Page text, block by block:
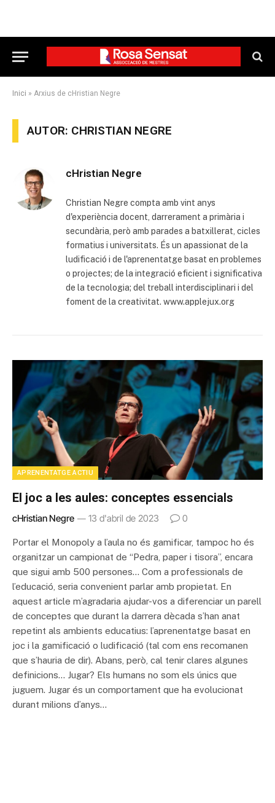
Inici » Arxius de cHristian Negre
AUTOR: CHRISTIAN NEGRE
cHristian Negre
Christian Negre compta amb vint anys
d'experiència docent, darrerament a primària i
secundària, però amb parades a batxillerat, cicles
formatius i universitats. És un apassionat de la
ludificació i de l'aprenentatge basat en problemes
o projectes; de la integració eficient i significativa
de la tecnologia; del treball interdisciplinari i del
foment de la creativitat. www.applejux.org
APRENENTATGE ACTIU
El joc a les aules: conceptes essencials
cHristian Negre 13 d'abril de 2023 0
Portar el Monopoly a l’aula no és gamificar, tampoc ho és
organitzar un campionat de “Pedra, paper i tisora”, encara
que sigui amb 500 persones… Com a professionals de
l’educació, seria convenient parlar amb propietat. En
aquest article m’agradaria ajudar-vos a diferenciar un parell
de conceptes que durant la darrera dècada s’han anat
repetint als ambients educatius: l’aprenentatge basat en
joc i la gamificació o ludificació (tal com ens recomanen
que s’hauria de dir). Abans, però, cal tenir clares algunes
definicions… Jugar? Els humans no som els únics que
juguem. Jugar és un comportament que ha evolucionat
durant milions d’anys…